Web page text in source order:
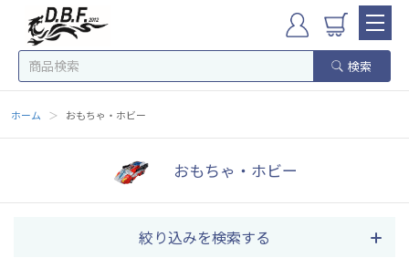
検索
ホーム ＞ おもちゃ・ホビー
おもちゃ・ホビー
絞り込みを検索する